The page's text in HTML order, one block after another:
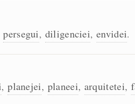
persegui, diligenciei, envidei.
, planejei, planeei, arquitetei,